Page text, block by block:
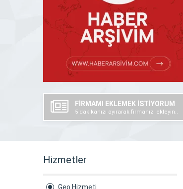
FİRMAMI EKLEMEK İSTİYORUM
5 dakikanızı ayırarak firmanızı ekleyin..
Hizmetler
Geo Hizmeti